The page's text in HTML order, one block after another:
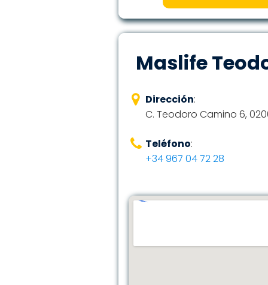
Maslife
Dirección:
C. Teodoro Camino 6,
Teléfono:
+34 967 04 72 28